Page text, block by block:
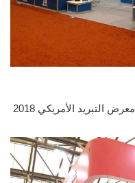
معرض التبريد الأمريكي 2018